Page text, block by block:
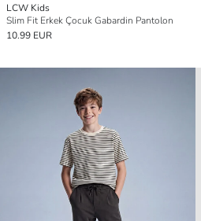
LCW Kids
Slim Fit Erkek Çocuk Gabardin Pantolon
10.99 EUR